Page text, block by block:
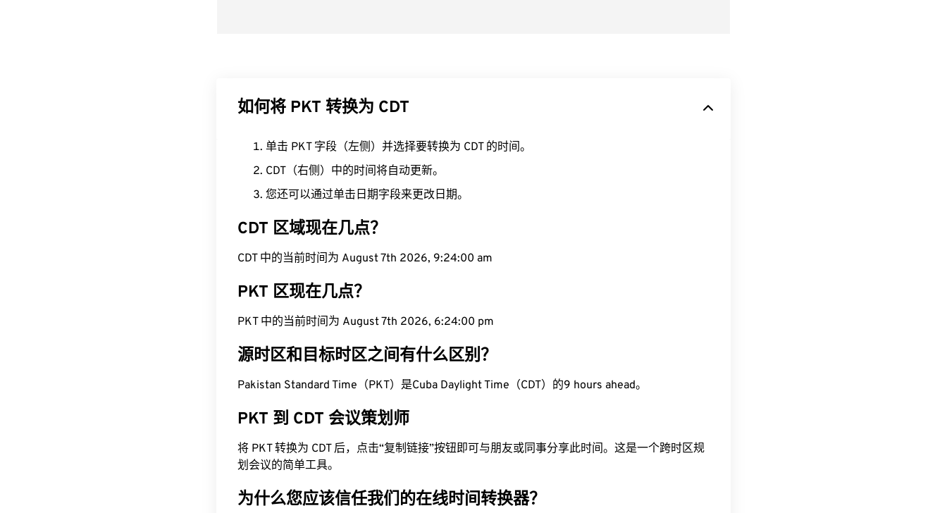
如何将 PKT 转换为 CDT
单击 PKT 字段（左侧）并选择要转换为 CDT 的时间。
CDT（右侧）中的时间将自动更新。
您还可以通过单击日期字段来更改日期。
CDT 区域现在几点？
CDT 中的当前时间为 August 7th 2026, 9:24:00 am
PKT 区现在几点？
PKT 中的当前时间为 August 7th 2026, 6:24:00 pm
源时区和目标时区之间有什么区别？
Pakistan Standard Time（PKT）是Cuba Daylight Time（CDT）的9 hours ahead。
PKT 到 CDT 会议策划师
将 PKT 转换为 CDT 后，点击“复制链接”按钮即可与朋友或同事分享此时间。这是一个跨时区规
划会议的简单工具。
为什么您应该信任我们的在线时间转换器？